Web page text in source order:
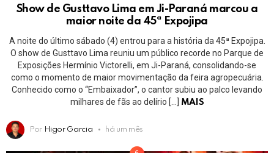
Show de Gusttavo Lima em Ji-Paraná marcou a
maior noite da 45ª Expojipa
A noite do último sábado (4) entrou para a história da 45ª Expojipa.
O show de Gusttavo Lima reuniu um público recorde no Parque de
Exposições Hermínio Victorelli, em Ji-Paraná, consolidando-se
como o momento de maior movimentação da feira agropecuária.
Conhecido como o “Embaixador”, o cantor subiu ao palco levando
milhares de fãs ao delírio […]
MAIS
Por Higor Garcia há um mês